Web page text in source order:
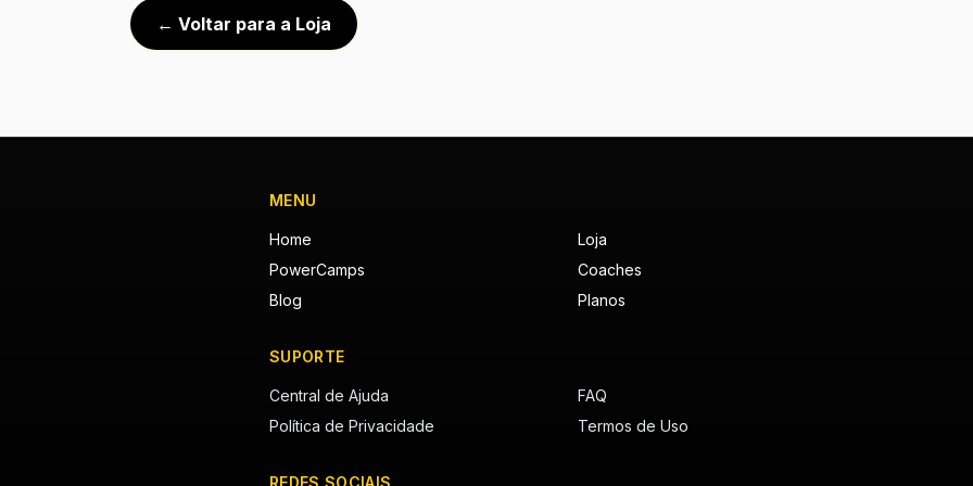
← Voltar para a Loja
MENU
Home
Loja
PowerCamps
Coaches
Blog
Planos
SUPORTE
Central de Ajuda
FAQ
Política de Privacidade
Termos de Uso
REDES SOCIAIS